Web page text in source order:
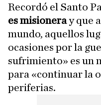
Recordó el Santo
es misioneray que
mundo, aquellos
ocasiones por la
sufrimiento» es un
para «continuar la
periferias.